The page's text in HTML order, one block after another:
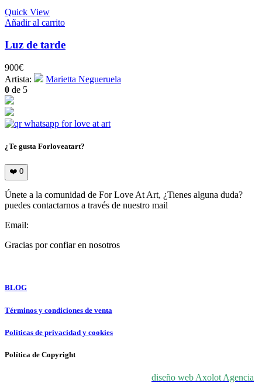
Quick View
Añadir al carrito
Luz de tarde
900€
Artista:
Marietta Negueruela
0 de 5
¿Te gusta Forloveatart?
❤️ 0
Únete a la comunidad de For Love At Art, ¿Tienes alguna duda?
puedes contactarnos a través de nuestro mail
Email:
Gracias por confiar en nosotros
BLOG
Términos y condiciones de venta
Políticas de privacidad y cookies
Política de Copyright
diseño web Axolot Agencia